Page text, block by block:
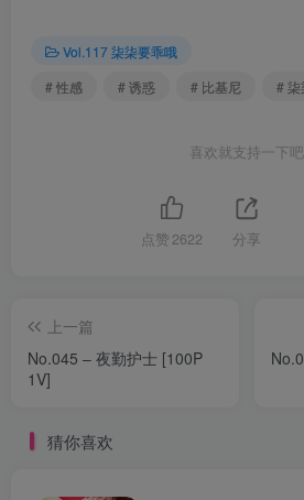
Vol.117 柒柒要乖哦
# 性感
# 诱惑 # 比基尼 # 柒
喜欢就支持一下吧
点赞 2622 分享
上一篇
No.045 – 夜勤护士 [100P
1V]
猜你喜欢